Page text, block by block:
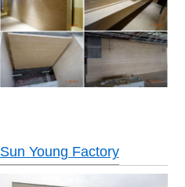
Sun Young Factory